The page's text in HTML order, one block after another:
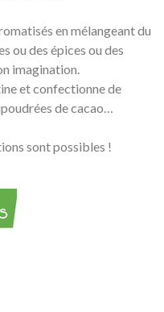
en mélangeant du
ou des épices ou des
imagination.
et confectionne de
de cacao…
sont possibles !